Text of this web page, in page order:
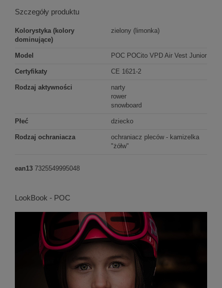
Szczegóły produktu
Kolorystyka (kolory
dominujące)
zielony (limonka)
Model POC POCito VPD Air Vest Junior
Certyfikaty CE 1621-2
Rodzaj aktywności
narty
rower
snowboard
Płeć dziecko
Rodzaj ochraniacza
ochraniacz pleców - kamizelka
"żółw"
ean13 7325549995048
LookBook - POC